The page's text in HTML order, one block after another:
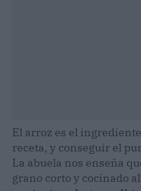
El arroz es el
receta, y conseguir el
La abuela nos enseña
grano corto y cocinado